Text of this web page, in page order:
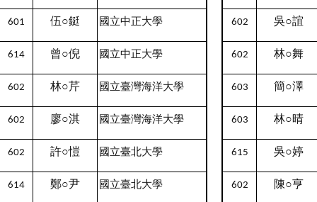
601 伍○鋌 國立中正大學 602 吳○誼
614 曾○倪 國立中正大學 602 林○舞
602 林○芹 國立臺灣海洋大學 603 簡○澤
602 廖○淇 國立臺灣海洋大學 603 林○晴
602 許○愷 國立臺北大學 615 吳○婷
614 鄭○尹 國立臺北大學 602 陳○亨